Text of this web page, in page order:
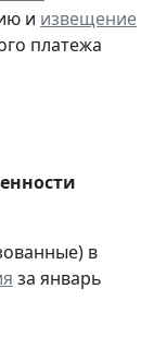
и извещение
платежа
в
за январь